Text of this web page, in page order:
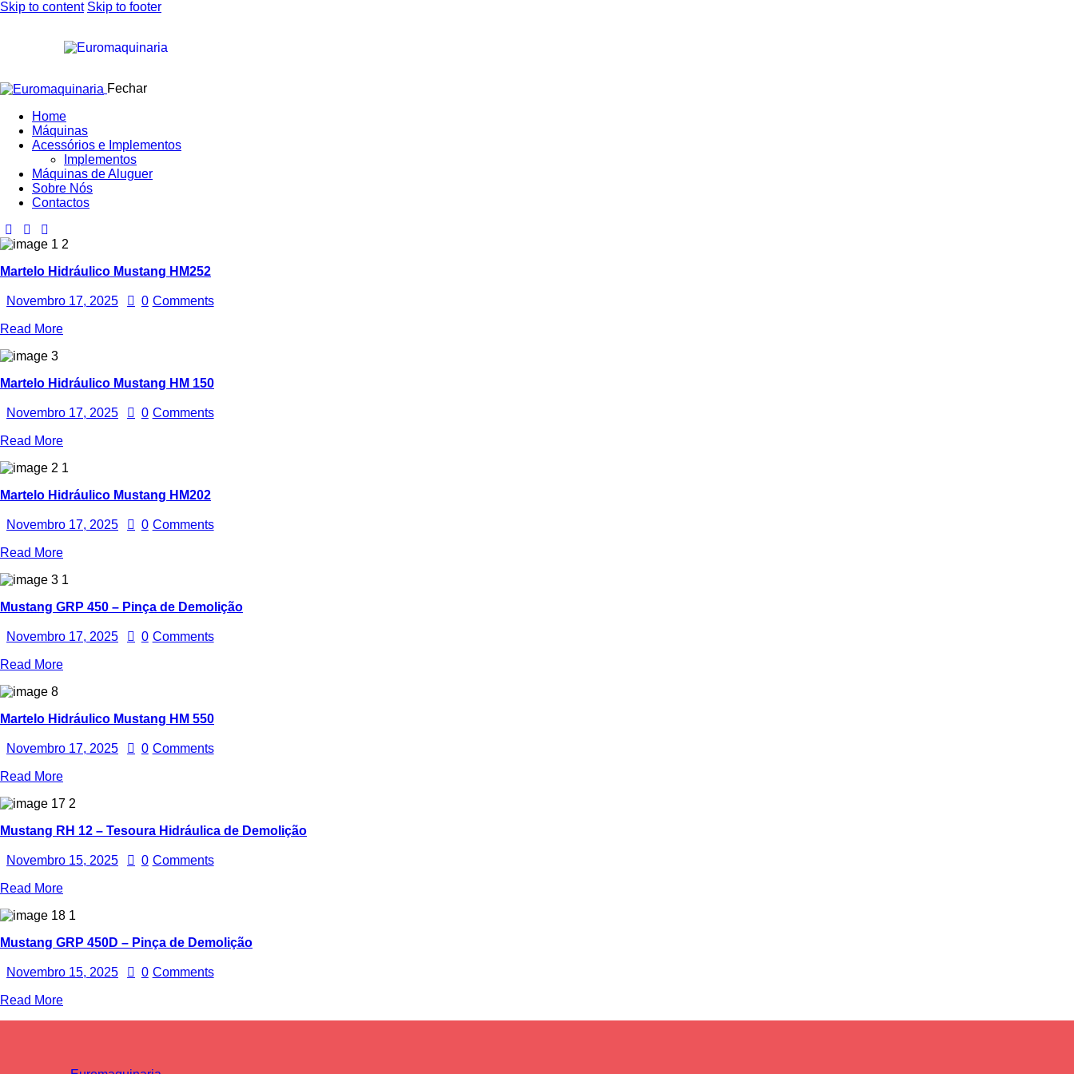
Skip to content Skip to footer
Fechar
Home
Máquinas
Acessórios e Implementos
Implementos
Máquinas de Aluguer
Sobre Nós
Contactos
Martelo Hidráulico Mustang HM252
Novembro 17, 2025 0 Comments
Read More
Martelo Hidráulico Mustang HM 150
Novembro 17, 2025 0 Comments
Read More
Martelo Hidráulico Mustang HM202
Novembro 17, 2025 0 Comments
Read More
Mustang GRP 450 – Pinça de Demolição
Novembro 17, 2025 0 Comments
Read More
Martelo Hidráulico Mustang HM 550
Novembro 17, 2025 0 Comments
Read More
Mustang RH 12 – Tesoura Hidráulica de Demolição
Novembro 15, 2025 0 Comments
Read More
Mustang GRP 450D – Pinça de Demolição
Novembro 15, 2025 0 Comments
Read More